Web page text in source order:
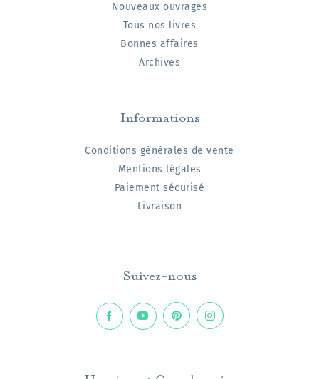
Nouveaux ouvrages
Tous nos livres
Bonnes affaires
Archives
Informations
Conditions générales de vente
Mentions légales
Paiement sécurisé
Livraison
Suivez-nous
Horaires et Coordonnées